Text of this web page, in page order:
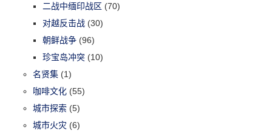
二战中缅印战区 (70)
对越反击战 (30)
朝鲜战争 (96)
珍宝岛冲突 (10)
名贤集 (1)
咖啡文化 (55)
城市探索 (5)
城市火灾 (6)